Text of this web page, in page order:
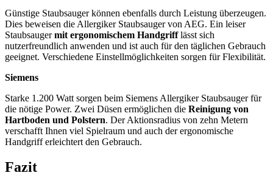
Günstige Staubsauger können ebenfalls durch Leistung überzeugen.
Dies beweisen die Allergiker Staubsauger von AEG. Ein leiser
Staubsaugermit ergonomischem Handgrifflässt sich
nutzerfreundlich anwenden und ist auch für den täglichen Gebrauch
geeignet. Verschiedene Einstellmöglichkeiten sorgen für Flexibilität.
Siemens
Starke 1.200 Watt sorgen beim Siemens Allergiker Staubsauger für
die nötige Power. Zwei Düsen ermöglichen die Reinigung von
Hartboden und Polstern. Der Aktionsradius von zehn Metern
verschafft Ihnen viel Spielraum und auch der ergonomische
Handgriff erleichtert den Gebrauch.
Fazit